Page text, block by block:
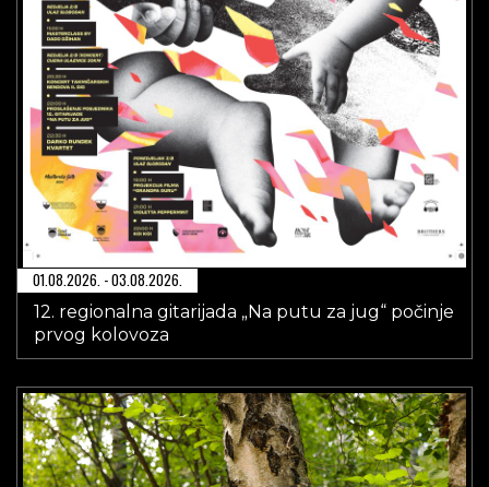
01.08.2026. - 03.08.2026.
12. regionalna gitarijada „Na putu za jug“ počinje
prvog kolovoza